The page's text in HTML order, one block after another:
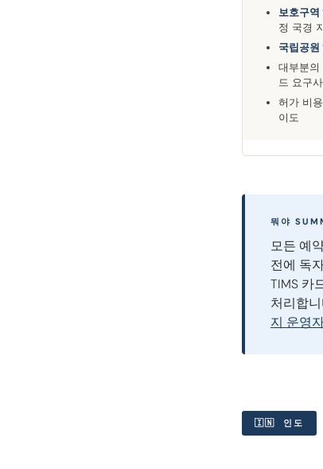
보호구역
정 국경
국립공원
대부분의
드 요구
허가 비
이도
뭐야
모든 예
전에 독
TIMS 카
처리합
지 운영
🇮🇳 인도